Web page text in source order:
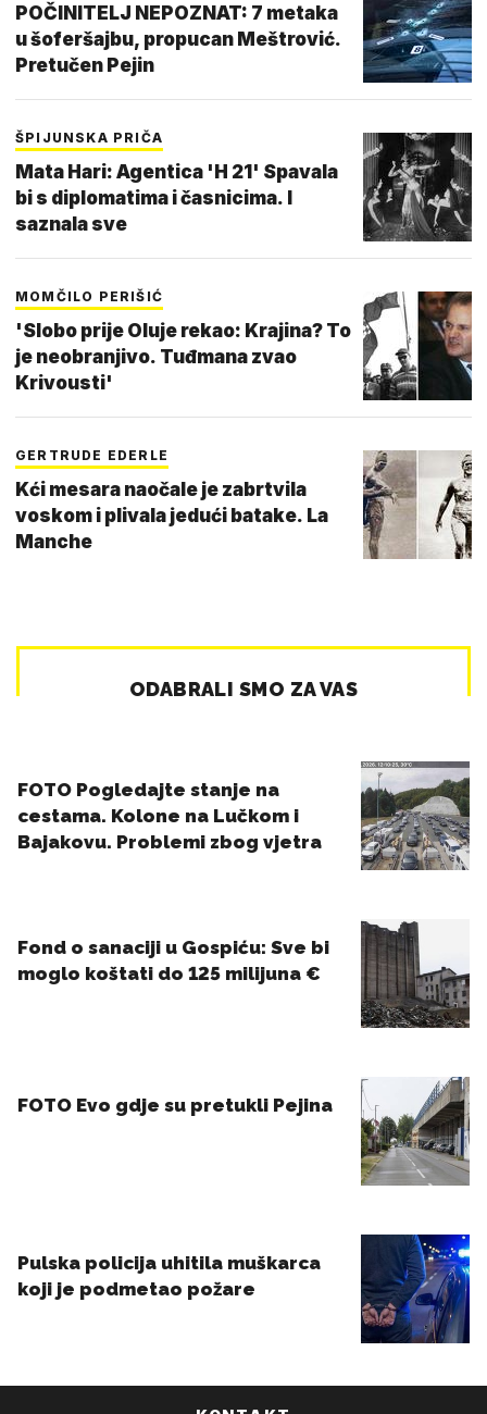
POČINITELJ NEPOZNAT: 7 metaka
u šoferšajbu, propucan Meštrović.
Pretučen Pejin
ŠPIJUNSKA PRIČA
Mata Hari: Agentica 'H 21' Spavala
bi s diplomatima i časnicima. I
saznala sve
MOMČILO PERIŠIĆ
'Slobo prije Oluje rekao: Krajina? To
je neobranjivo. Tuđmana zvao
Krivousti'
GERTRUDE EDERLE
Kći mesara naočale je zabrtvila
voskom i plivala jedući batake. La
Manche